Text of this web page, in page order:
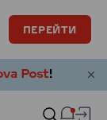
ПЕРЕЙТИ